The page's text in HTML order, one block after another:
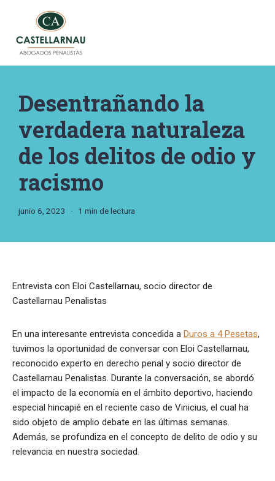
Desentrañando la
verdadera naturaleza
de los delitos de odio y
racismo
junio 6, 2023 1 min de lectura
Entrevista con Eloi Castellarnau, socio director de
Castellarnau Penalistas
En una interesante entrevista concedida a Duros a 4 Pesetas,
tuvimos la oportunidad de conversar con Eloi Castellarnau,
reconocido experto en derecho penal y socio director de
Castellarnau Penalistas. Durante la conversación, se abordó
el impacto de la economía en el ámbito deportivo, haciendo
especial hincapié en el reciente caso de Vinicius, el cual ha
sido objeto de amplio debate en las últimas semanas.
Además, se profundiza en el concepto de delito de odio y su
relevancia en nuestra sociedad.